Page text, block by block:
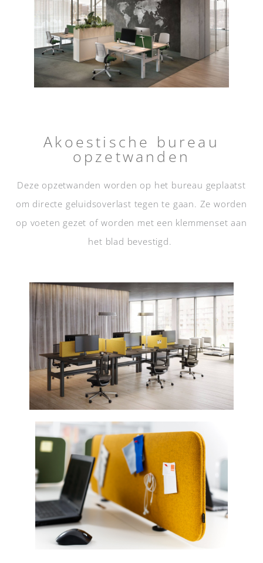
Akoestische bureau
opzetwanden
Deze opzetwanden worden op het bureau geplaatst
om directe geluidsoverlast tegen te gaan. Ze worden
op voeten gezet of worden met een klemmenset aan
het blad bevestigd.